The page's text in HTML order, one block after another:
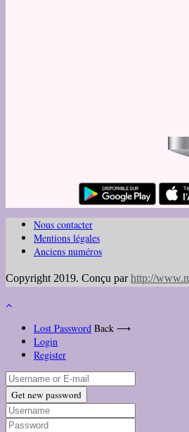
Nous contacter
Mentions légales
Anciens numéros
Copyright 2019. Conçu parhttp://
Lost Password Back ⟶
Login
Register
Get new password